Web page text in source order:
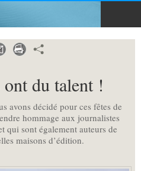
du talent !
avons décidé pour ces fêtes de
hommage aux journalistes
qui sont également auteurs de
maisons d’édition.